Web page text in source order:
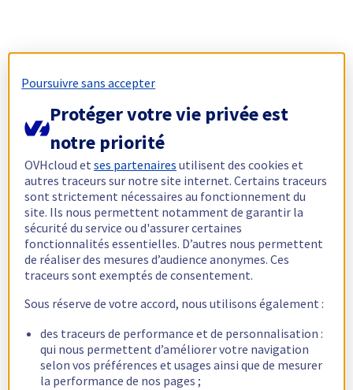
Poursuivre sans accepter
Protéger votre vie privée est
notre priorité
OVHcloud etses partenaires utilisent des cookies et
autres traceurs sur notre site internet. Certains traceurs
sont strictement nécessaires au fonctionnement du
site. Ils nous permettent notamment de garantir la
sécurité du service ou d'assurer certaines
fonctionnalités essentielles. D’autres nous permettent
de réaliser des mesures d’audience anonymes. Ces
traceurs sont exemptés de consentement.
Sous réserve de votre accord, nous utilisons également :
des traceurs de performance et de personnalisation :
qui nous permettent d’améliorer votre navigation
selon vos préférences et usages ainsi que de mesurer
la performance de nos pages ;